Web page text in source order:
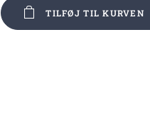
TILFØJ TIL KURVEN